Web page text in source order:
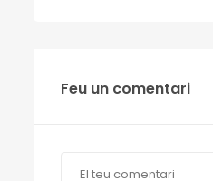
Feu un comentari